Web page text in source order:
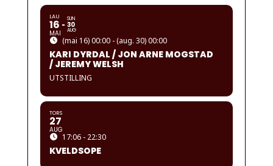
LAU
16
MAI
SUN
30
AUG
(mai 16) 00:00 - (aug. 30) 00:00
KARI DYRDAL / JON ARNE MOGSTAD
/ JEREMY WELSH
UTSTILLING
TORS
27
AUG
17:06 - 22:30
KVELDSOPE